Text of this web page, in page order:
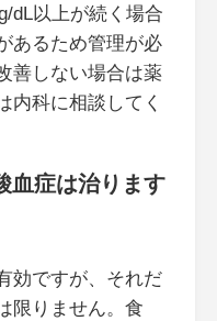
dL以上が続く場合
あるため管理が必
善しない場合は薬
内科に相談してく
血症は治ります
効ですが、それだ
限りません。食